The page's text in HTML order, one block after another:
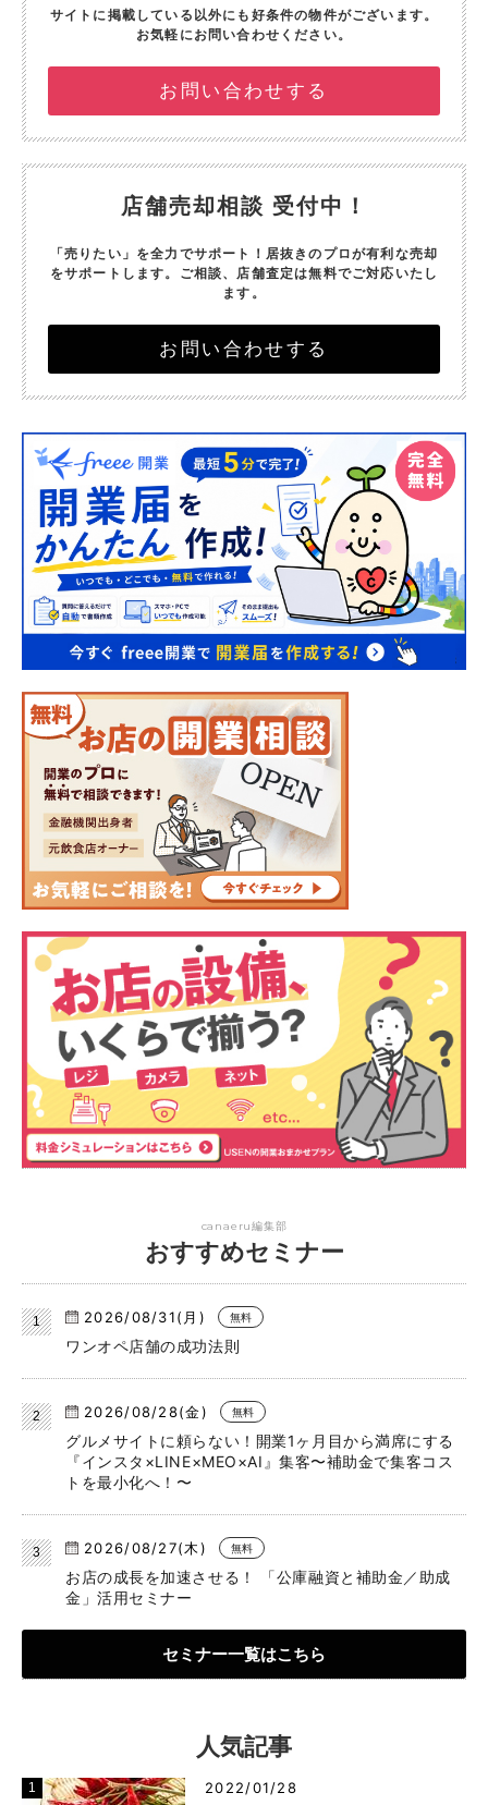
サイトに掲載している以外にも好条件の物件がございます。
お気軽にお問い合わせください。
お問い合わせする
店舗売却相談 受付中！
「売りたい」を全力でサポート！ 居抜きのプロが有利な売却
をサポートします。 ご相談、店舗査定は無料でご対応いたし
ます。
お問い合わせする
canaeru編集部
おすすめセミナー
2026/08/31(月) 無料
ワンオペ店舗の成功法則
2026/08/28(金) 無料
グルメサイトに頼らない！開業1ヶ月目から満席にする
『インスタ×LINE×MEO×AI』集客〜補助金で集客コス
トを最小化へ！〜
2026/08/27(木) 無料
お店の成長を加速させる！ 「公庫融資と補助金／助成
金」活用セミナー
セミナー一覧はこちら
人気記事
2022/01/28